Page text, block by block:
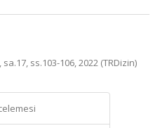
ss.103-106, 2022 (TRDizin)